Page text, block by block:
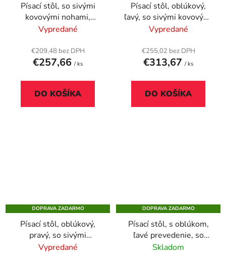
Písací stôl, so sivými
kovovými nohami,
140x70cm, MAYAH
Vypredané
€209,48 bez DPH
€257,66 / ks
DO KOŠÍKA
Písací stôl, oblúkový,
ľavý, so sivými kovovými
nohami, 160 × 80 cm,
30“, biela
Vypredané
€255,02 bez DPH
€313,67 / ks
DO KOŠÍKA
DOPRAVA ZADARMO
Písací stôl, oblúkový,
pravý, so sivými
kovovými nohami, 160
Vypredané
DOPRAVA ZADARMO
Písací stôl, s oblúkom,
ľavé prevedenie, so
sivými kovovými
Skladom